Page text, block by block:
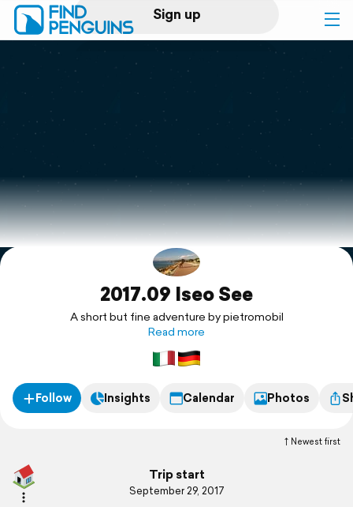
Sign up
Log in
Print a book
Flyover video
Explore
Support2017.09 Iseo See
A short but fine adventure by pietromobil
Read more
Follow Insights Calendar Photos
Newest first
Trip start
September 29, 2017